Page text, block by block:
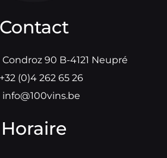
Contact
90 B-4121 Neupré
+32 (0)4 262 65 26
info@100vins.be
Horaire